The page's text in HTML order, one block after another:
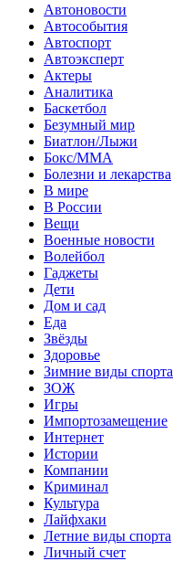
Автоновости
Автособытия
Автоспорт
Автоэксперт
Актеры
Аналитика
Баскетбол
Безумный мир
Биатлон/Лыжи
Бокс/MMA
Болезни и лекарства
В мире
В России
Вещи
Военные новости
Волейбол
Гаджеты
Дети
Дом и сад
Еда
Звёзды
Здоровье
Зимние виды спорта
ЗОЖ
Игры
Импортозамещение
Интернет
Истории
Компании
Криминал
Культура
Лайфхаки
Летние виды спорта
Личный счет